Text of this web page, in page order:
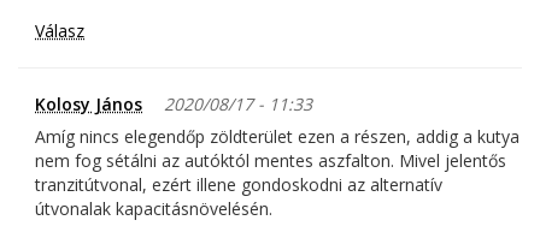
Válasz
Kolosy János
2020/08/17 - 11:33
Amíg nincs elegendőp zöldterület ezen a részen, addig a kutya
nem fog sétálni az autóktól mentes aszfalton. Mivel jelentős
tranzitútvonal, ezért illene gondoskodni az alternatív
útvonalak kapacitásnövelésén.